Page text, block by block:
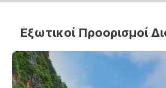
Εξωτικοί Προορισμοί